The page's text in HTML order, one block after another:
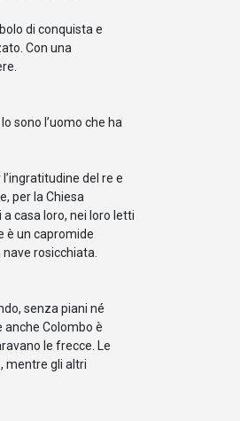
di conquista e
Con una
sono l’uomo che ha
del re e
per la Chiesa
casa loro, nei loro letti
è un capromide
rosicchiata.
senza piani né
anche Colombo è
le frecce. Le
mentre gli altri